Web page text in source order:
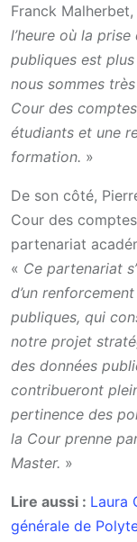
Franck
l’heure où la
publiques est
nous sommes
Cour des
étudiants et une
formation. »
De son côté,
Cour des
partenariat
« Ce partenariat
d’un
publiques, qui
notre projet
des données
contribueront
pertinence des
la Cour prenne
Master. »
Lire aussi : Laura
générale de